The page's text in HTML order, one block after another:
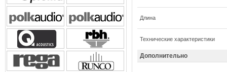
Длина
Технические характеристики
Дополнительно